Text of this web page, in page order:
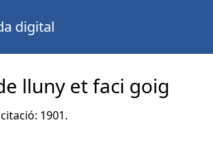
digital
lluny et faci goig
1901.